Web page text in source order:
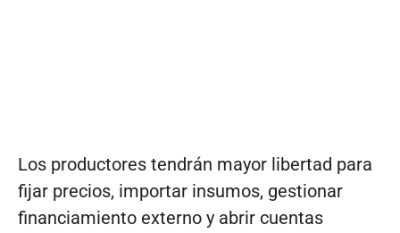
Los productores tendrán mayor libertad para
fijar precios, importar insumos, gestionar
financiamiento externo y abrir cuentas